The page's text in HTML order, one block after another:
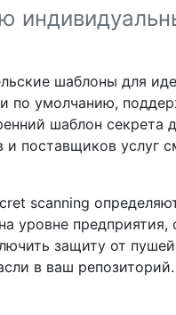
шаблоны для
по умолчанию,
шаблон секрета
поставщиков услуг
scanning
уровне предприятия,
защиту от
в ваш репозиторий.